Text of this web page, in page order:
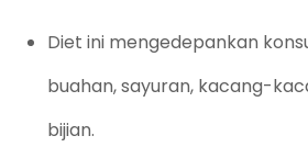
Diet ini mengedepankan
buahan, sayuran, kacang-
bijian.